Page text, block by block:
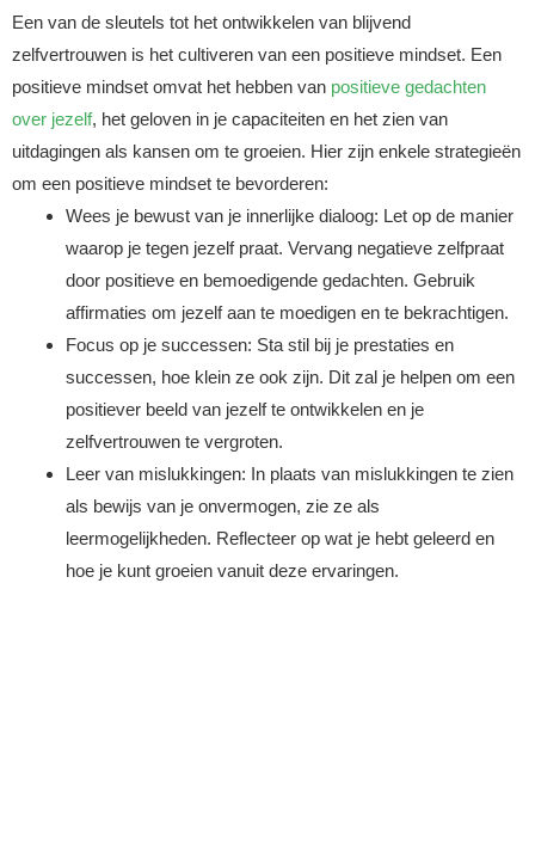
Een van de sleutels tot het ontwikkelen van blijvend
zelfvertrouwen is het cultiveren van een positieve mindset. Een
positieve mindset omvat het hebben van positieve gedachten
over jezelf, het geloven in je capaciteiten en het zien van
uitdagingen als kansen om te groeien. Hier zijn enkele strategieën
om een positieve mindset te bevorderen:
Wees je bewust van je innerlijke dialoog: Let op de manier
waarop je tegen jezelf praat. Vervang negatieve zelfpraat
door positieve en bemoedigende gedachten. Gebruik
affirmaties om jezelf aan te moedigen en te bekrachtigen.
Focus op je successen: Sta stil bij je prestaties en
successen, hoe klein ze ook zijn. Dit zal je helpen om een
positiever beeld van jezelf te ontwikkelen en je
zelfvertrouwen te vergroten.
Leer van mislukkingen: In plaats van mislukkingen te zien
als bewijs van je onvermogen, zie ze als
leermogelijkheden. Reflecteer op wat je hebt geleerd en
hoe je kunt groeien vanuit deze ervaringen.